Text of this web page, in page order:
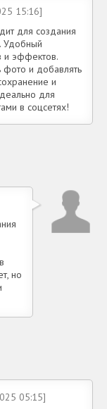
15:16]
для создания
Удобный
и эффектов.
фото и добавлять
и
для
в соцсетях!
но
05:15]